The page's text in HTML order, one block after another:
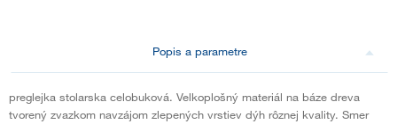
Popis a parametre
preglejka stolarska celobuková. Velkoplošný materiál na báze dreva
tvorený zvazkom navzájom zlepených vrstiev dýh rôznej kvality. Smer